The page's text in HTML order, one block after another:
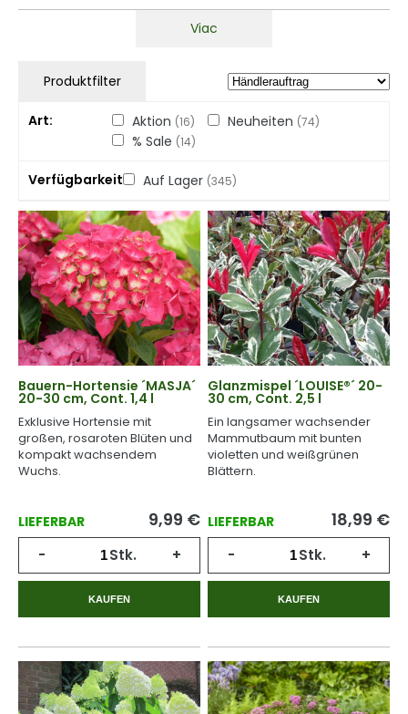
Viac
Produktfilter
Art Aktion (16) Neuheiten (74)
% Sale (14)
Verfügbarkeit Auf Lager (345)
Bauern-Hortensie ´MASJA´
20-30 cm, Cont. 1,4 l
Exklusive Hortensie mit
großen, rosaroten Blüten und
kompakt wachsendem
Wuchs.
LIEFERBAR 9,99 €
- Stk. +
KAUFEN
Glanzmispel ´LOUISE®´ 20-
30 cm, Cont. 2,5 l
Ein langsamer wachsender
Mammutbaum mit bunten
violetten und weißgrünen
Blättern.
LIEFERBAR 18,99 €
- Stk. +
KAUFEN